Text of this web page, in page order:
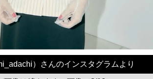
）さんのインスタグラムより